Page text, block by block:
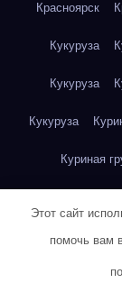
Красноярск
Кукуруза
Кукуруза
Кукуруза
Куриная
Куриная
Куриная
Этот сайт
помочь вам